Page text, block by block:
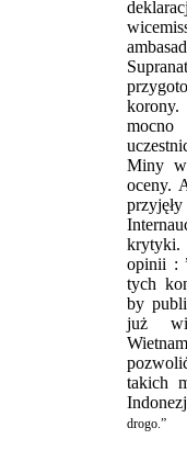
korony.
Miny
oceny.
krytyki.
opinii :
tych
by
już
takich
drogo.”